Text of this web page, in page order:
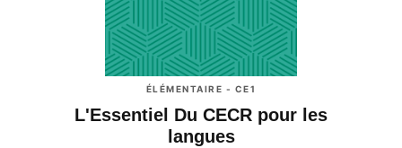
ÉLÉMENTAIRE - CE1
L'Essentiel Du CECR pour les
langues